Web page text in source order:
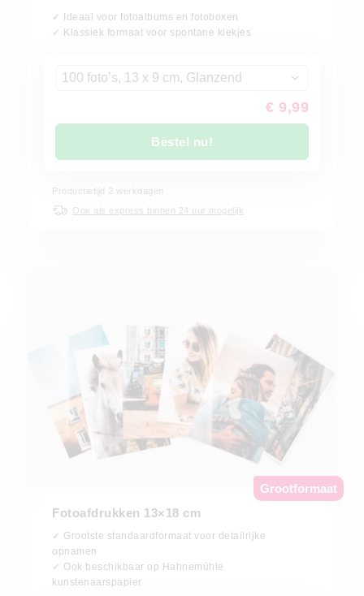
✓ Ideaal voor fotoalbums en fotoboxen
✓ Klassiek formaat voor spontane kiekjes
100 foto’s, 13 x 9 cm, Glanzend
€ 9,99
Bestel nu!
Productietijd 2 werkdagen
Ook als express binnen 24 uur mogelijk
Grootformaat
Fotoafdrukken 13×18 cm
✓ Grootste standaardformaat voor detailrijke
opnamen
✓ Ook beschikbaar op Hahnemühle
kunstenaarspapier